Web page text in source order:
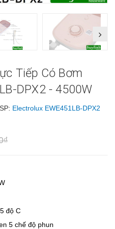
Tiếp Có Bơm
DPX2 - 4500W
Electrolux EWE451LB-DPX2
độ C
5 chế độ phun